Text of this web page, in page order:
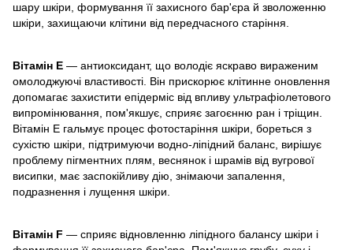
шару шкіри, формування її захисного бар'єра й зволоженню
шкіри, захищаючи клітини від передчасного старіння.
Вітамін Е — антиоксидант, що володіє яскраво вираженим
омолоджуючі властивості. Він прискорює клітинне оновлення
допомагає захистити епідерміс від впливу ультрафіолетового
випромінювання, пом'якшує, сприяє загоєнню ран і тріщин.
Вітамін Е гальмує процес фотостаріння шкіри, бореться з
сухістю шкіри, підтримуючи водно-ліпідний баланс, вирішує
проблему пігментних плям, веснянок і шрамів від вугрової
висипки, має заспокійливу дію, знімаючи запалення,
подразнення і лущення шкіри.
Вітамін F — сприяє відновленню ліпідного балансу шкіри і